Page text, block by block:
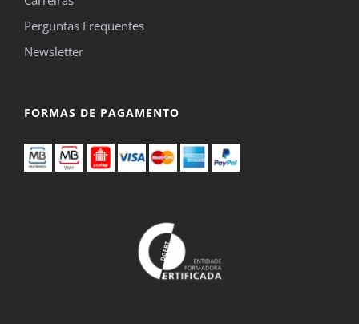
Perguntas Frequentes
Newsletter
FORMAS DE PAGAMENTO